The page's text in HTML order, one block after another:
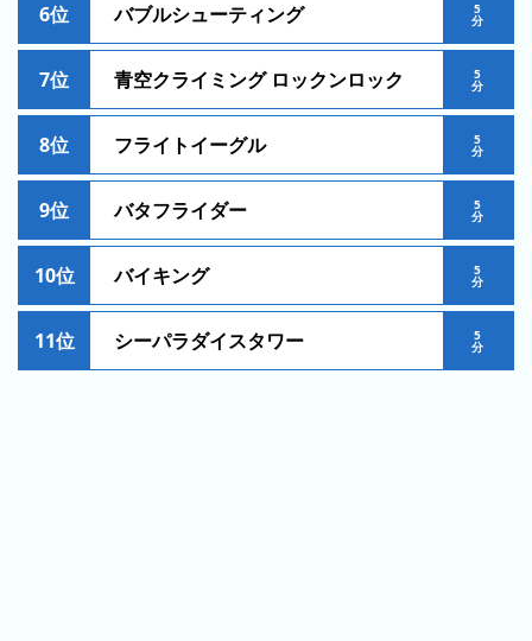
今
月
の
キ
ン
グ
先
月
の
ラ
ン
6位 バブルシューティング 5
分
7位 青空クライミング ロックンロック 5
分
8位 フライトイーグル 5
分
9位 バタフライダー 5
分
10位 バイキング 5
分
11位 シーパラダイスタワー 5
分